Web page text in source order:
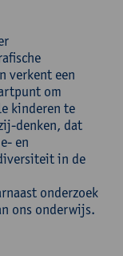
verkent een
om
kinderen te
denken, dat
en
in de
onderzoek
ons onderwijs.